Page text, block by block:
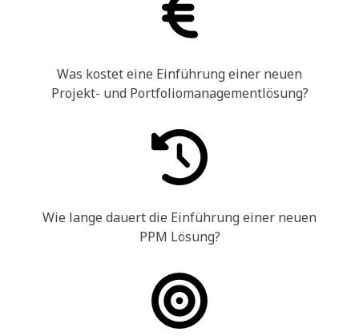
Was kostet eine Einführung einer neuen
Projekt- und Portfoliomanagementlösung?
Wie lange dauert die Einführung einer neuen
PPM Lösung?